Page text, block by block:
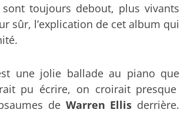
toujours debout, plus vivants
sûr, l’explication de cet album qui
une jolie ballade au piano que
pu écrire, on croirait presque
de Warren Ellis derrière.